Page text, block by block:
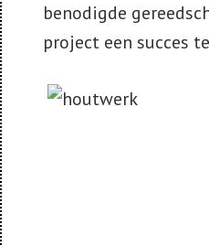
benodigde
project een succes